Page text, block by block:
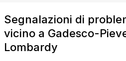
Segnalazioni di
vicino a Gadesco-
Lombardy